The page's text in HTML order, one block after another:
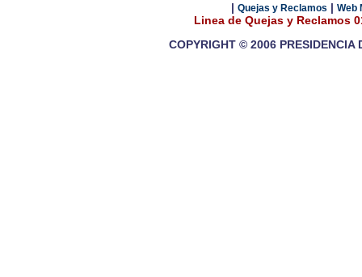
| Quejas y Reclamos | Web
Linea de Quejas y Reclamos
COPYRIGHT © 2006 PRESIDENCIA